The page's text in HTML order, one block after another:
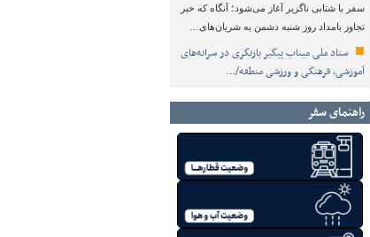
سفر با شتابی ناگزیر آغاز می‌شود؛ آنگاه که خبر
تجاوز بامداد روز شنبه دشمن به شریان‌های…
ستاد ملی میناب پیگیر بازنگری در سرانه‌های
آموزشی، فرهنگی و ورزشی منطقه/…
راهنمای سفر